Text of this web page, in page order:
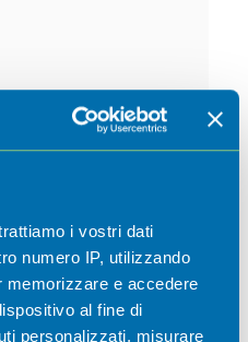
i vostri dati
numero IP, utilizzando
memorizzare e accedere
al fine di
personalizzati, misurare